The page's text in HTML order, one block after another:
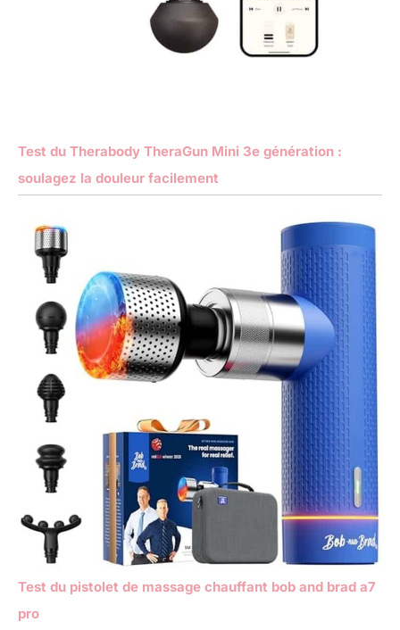
Test du Therabody TheraGun Mini 3e génération :
soulagez la douleur facilement
Test du pistolet de massage chauffant bob and brad a7
pro